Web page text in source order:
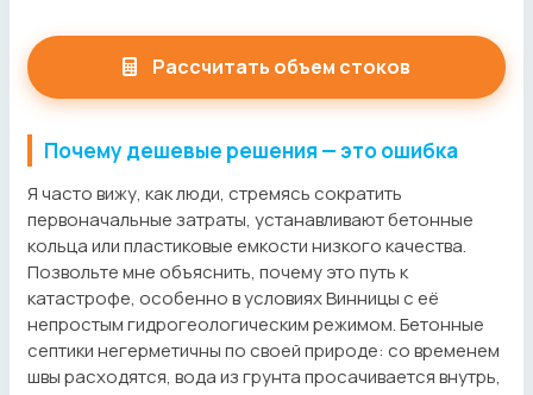
Рассчитать объем стоков
Почему дешевые решения — это ошибка
Я часто вижу, как люди, стремясь сократить
первоначальные затраты, устанавливают бетонные
кольца или пластиковые емкости низкого качества.
Позвольте мне объяснить, почему это путь к
катастрофе, особенно в условиях Винницы с её
непростым гидрогеологическим режимом. Бетонные
септики негерметичны по своей природе: со временем
швы расходятся, вода из грунта просачивается внутрь,